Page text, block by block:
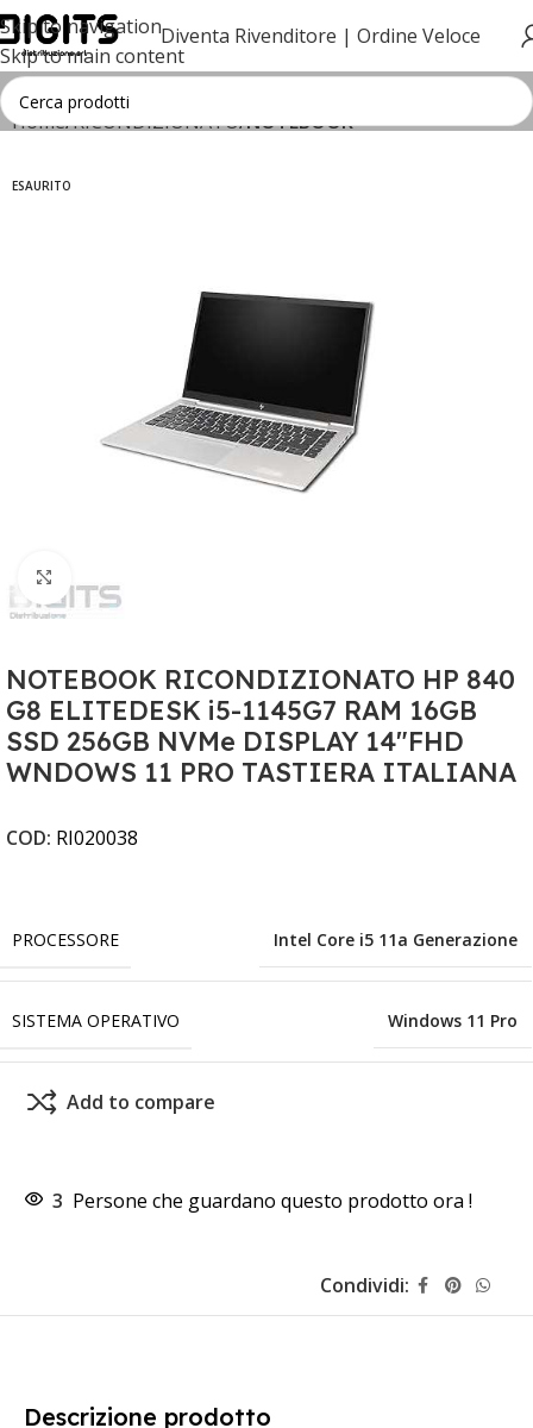
Skip to navigation
Skip to main content
Diventa Rivenditore | Ordine Veloce
Home RICONDIZIONATO NOTEBOOK
ESAURITO
NOTEBOOK RICONDIZIONATO HP 840
G8 ELITEDESK i5-1145G7 RAM 16GB
SSD 256GB NVMe DISPLAY 14"FHD
WNDOWS 11 PRO TASTIERA ITALIANA
COD: RI020038
PROCESSORE Intel Core i5 11a Generazione
SISTEMA OPERATIVO Windows 11 Pro
Add to compare
3 Persone che guardano questo prodotto ora !
Condividi:
Descrizione prodotto